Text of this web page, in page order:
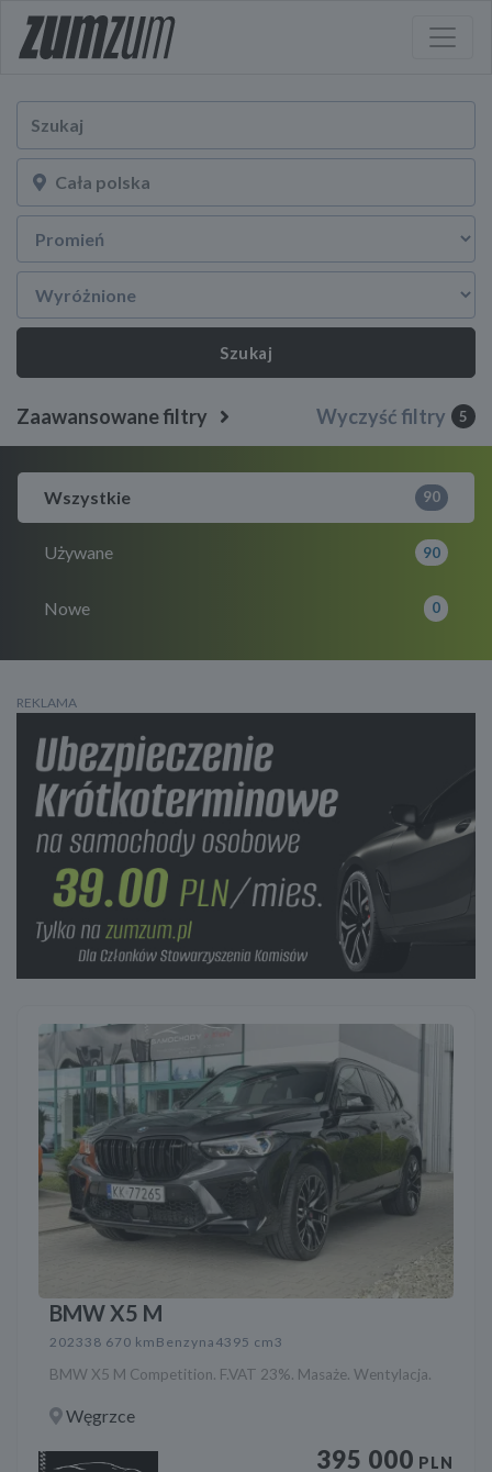
Szukaj
Zaawansowane filtry Wyczyść filtry 5
Wszystkie 90
Używane 90
Nowe 0
REKLAMA
BMW X5 M
202338 670 km Benzyna 4395 cm3
BMW X5 M Competition. F.VAT 23%. Masaże. Wentylacja.
Węgrzce
395 000 PLN